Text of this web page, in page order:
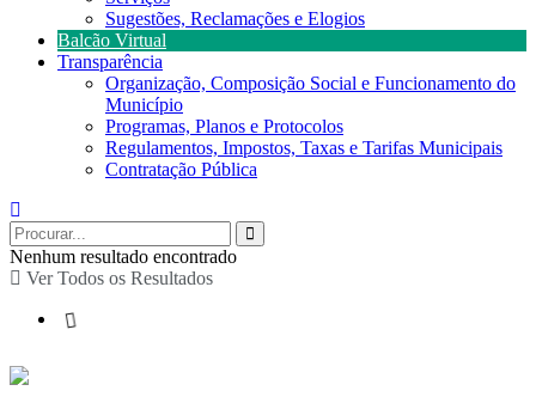
Sugestões, Reclamações e Elogios
Balcão Virtual
Transparência
Organização, Composição Social e Funcionamento do
Município
Programas, Planos e Protocolos
Regulamentos, Impostos, Taxas e Tarifas Municipais
Contratação Pública
Nenhum resultado encontrado
Ver Todos os Resultados